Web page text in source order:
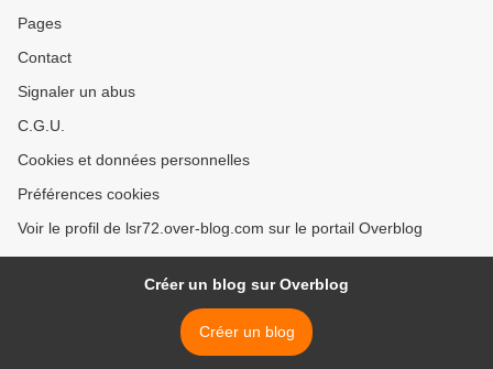
Pages
Contact
Signaler un abus
C.G.U.
Cookies et données personnelles
Préférences cookies
Voir le profil de lsr72.over-blog.com sur le portail Overblog
Créer un blog sur Overblog
Créer un blog